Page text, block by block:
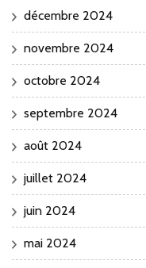
décembre 2024
novembre 2024
octobre 2024
septembre 2024
août 2024
juillet 2024
juin 2024
mai 2024